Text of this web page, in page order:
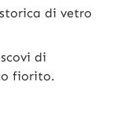
di vetro
di
fiorito.